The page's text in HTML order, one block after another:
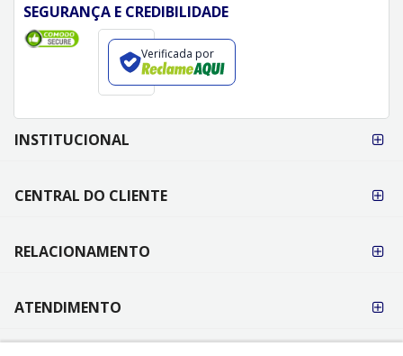
SEGURANÇA E CREDIBILIDADE
Verificada por
FORMAS DE
PAGAMENTO
INSTITUCIONAL
CENTRAL DO CLIENTE
RELACIONAMENTO
ATENDIMENTO